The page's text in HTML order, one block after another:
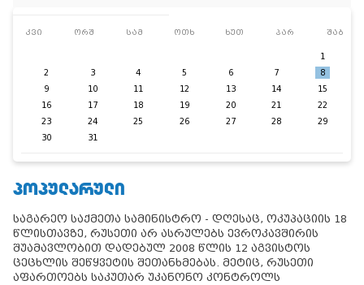
კვი ორშ სამ ოთხ ხუთ პარ შაბ
1
2
3 4 5 6 7
8
9
10 11 12 13 14
15
16
17 18 19 20 21
22
23
24 25 26 27 28
29
30
31
ᲞᲝᲞᲣᲚᲐᲠᲣᲚᲘ
საგარეო საქმეთა სამინისტრო - დღესაც, ოკუპაციის 18
წლისთავზე, რუსეთი არ ასრულებს ევროკავშირის
შუამავლობით დადებულ 2008 წლის 12 აგვისტოს
ცეცხლის შეწყვეტის შეთანხმებას. მეტიც, რუსეთი
აფართოებს საკუთარ უკანონო კონტროლს